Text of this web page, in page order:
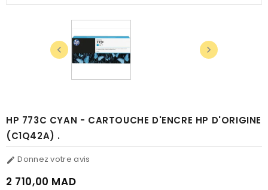
 
HP 773C CYAN - CARTOUCHE D'ENCRE HP D'ORIGINE
(C1Q42A) .
 Donnez votre avis
2 710,00 MAD